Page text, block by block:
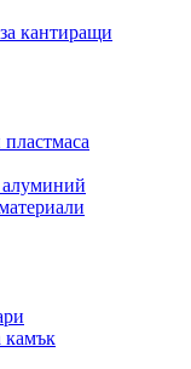
кантиращи
алуминий
камък